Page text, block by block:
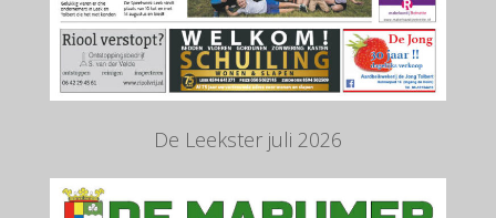
De Leekster juli 2026